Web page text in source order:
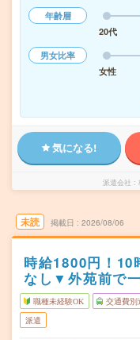
年齢層
20代
男女比率
女性
気になる!
派遣会社
未読 掲載日 2026/08/06
時給1800円！10
なし▼外苑前で
職種未経験OK 交通費別
派遣